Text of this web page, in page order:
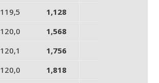
119,5
1,128
120,0
1,568
120,1
1,756
120,0
1,818